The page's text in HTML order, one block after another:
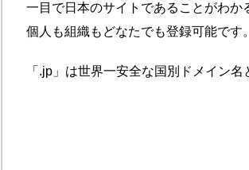
一目で日本のサイトであることがわか
個人も組織もどなたでも登録可能です。
「.jp」は世界一安全な国別ドメイン